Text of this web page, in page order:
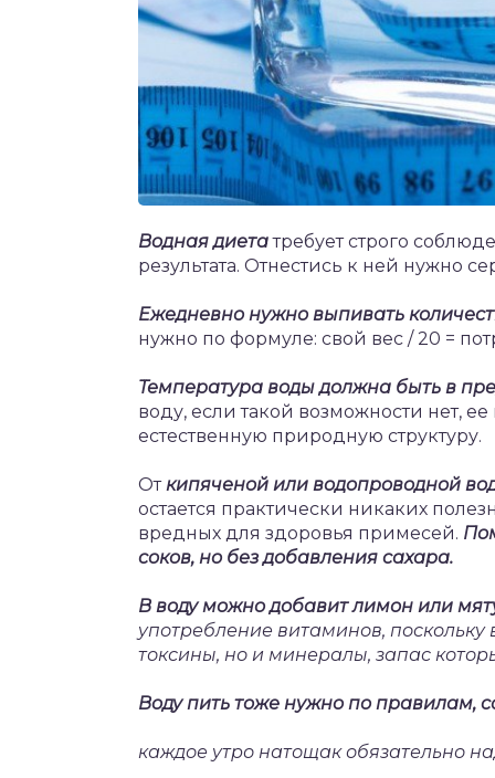
Водная диета требует строго
результата. Отнестись к ней нужно
Ежедневно нужно выпивать
нужно по формуле: свой вес / 20 =
Температура воды должна быть в
воду, если такой возможности нет,
естественную природную структуру.
От кипяченой или водопроводной
остается практически никаких
вредных для здоровья примесей.
соков, но без добавления сахара.
В воду можно добавит лимон или
употребление витаминов,
токсины, но и минералы, запас
Воду пить тоже нужно по правилам,
каждое утро натощак обязательно